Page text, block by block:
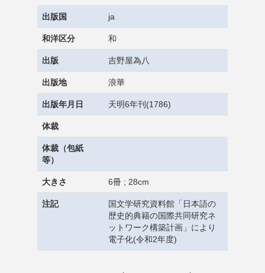
出版国 ja
和洋区分 和
出版 吉野屋為八
出版地 浪華
出版年月日 天明6年刊(1786)
体裁
体裁（包紙
等）
大きさ 6冊 ; 28cm
注記
国文学研究資料館「日本語の
歴史的典籍の国際共同研究ネ
ットワーク構築計画」により
電子化(令和2年度)